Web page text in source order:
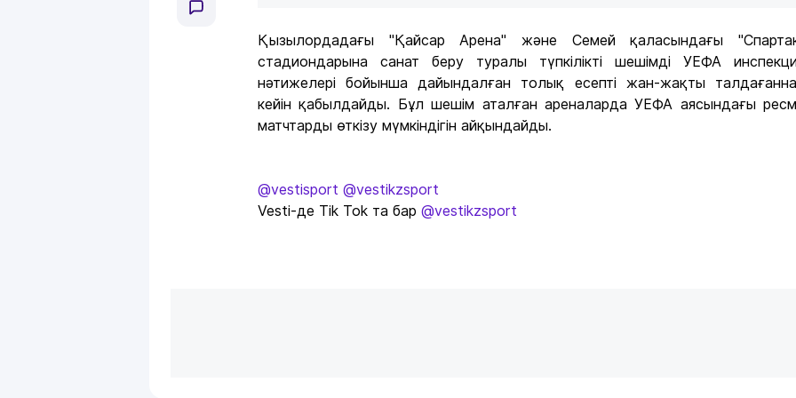
Қызылордадағы "Қайсар Арена" және Семей қаласындағы
стадиондарына санат беру туралы түпкілікті шешімді УЕФА
нәтижелері бойынша дайындалған толық есепті жан-жақты
кейін қабылдайды. Бұл шешім аталған ареналарда УЕФА аясындағы
матчтарды өткізу мүмкіндігін айқындайды.
@vestisport @vestikzsport
Vesti-де Tik Tok та бар @vestikzsport